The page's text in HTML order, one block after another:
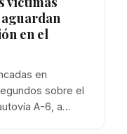
en el
en
sobre el
A-6, a…